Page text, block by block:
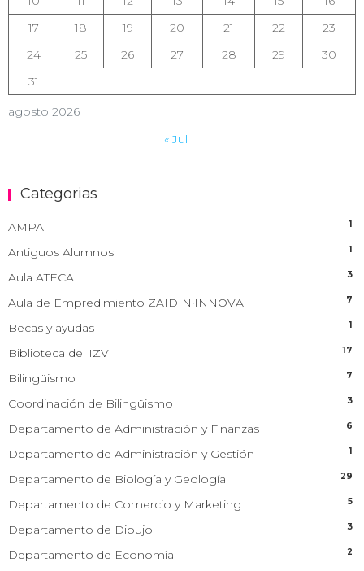
agosto 2026
17
18 19 20 21 22
23
24
25 26 27 28 29
30
31
« Jul
Categorias
AMPA 1
Antiguos Alumnos 1
Aula ATECA 3
Aula de Empredimiento ZAIDIN·INNOVA 7
Becas y ayudas 1
Biblioteca del IZV 17
Bilingüismo 7
Coordinación de Bilingüismo 3
Departamento de Administración y Finanzas 6
Departamento de Administración y Gestión 1
Departamento de Biología y Geología 29
Departamento de Comercio y Marketing 5
Departamento de Dibujo 3
Departamento de Economía 2